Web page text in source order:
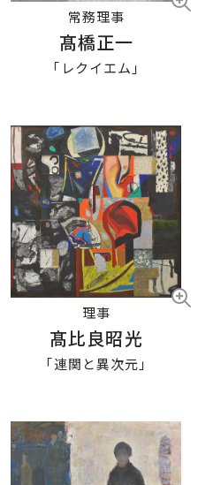
常務理事
髙橋正一
「レクイエム」
理事
髙比良昭光
「連関と異次元」